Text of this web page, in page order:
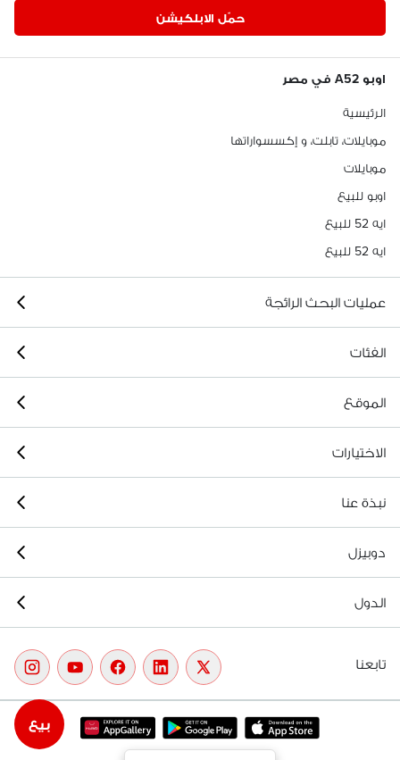
بيع
حمّل الابلكيشن
اوبو A52 في مصر
الرئيسية
موبايلات، تابلت، و إكسسواراتها
موبايلات
اوبو للبيع
ايه 52 للبيع
ايه 52 للبيع
عمليات البحث الرائجة
الفئات
الموقع
الاختيارات
نبذة عنا
دوبيزل
الدول
تابعنا